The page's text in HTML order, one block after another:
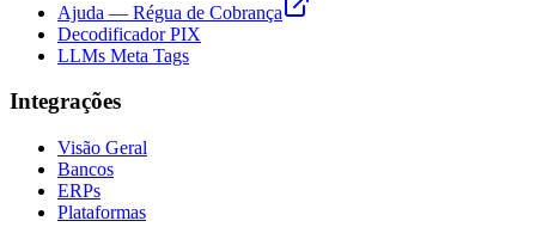
Ajuda — Régua de Cobrança
Decodificador PIX
LLMs Meta Tags
Integrações
Visão Geral
Bancos
ERPs
Plataformas